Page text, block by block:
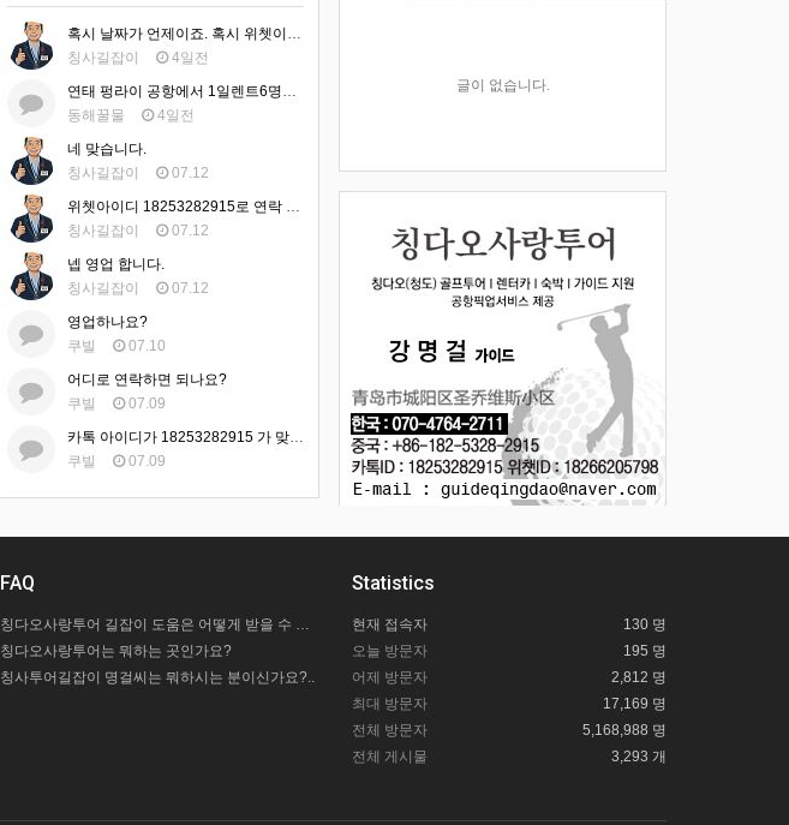
혹시 날짜가 언제이죠. 혹시 위쳇이나 카톡하시나요.. 아이디:18253282915 입니다 이쪽으로 문의 하시…
칭사길잡이
4일전
연태 펑라이 공항에서 1일렌트6명이탈것 끝나고시내호텔 1일 렌트 비용견적 부탁드려요
동해꿀물
4일전
네 맞습니다.
칭사길잡이
07.12
위쳇아이디 18253282915로 연락 하시면 됩니다.
칭사길잡이
07.12
넵 영업 합니다.
칭사길잡이
07.12
영업하나요?
쿠빌
07.10
어디로 연락하면 되나요?
쿠빌
07.09
카톡 아이디가 18253282915 가 맞나요?
쿠빌
07.09
글이 없습니다.
FAQ
칭다오사랑투어 길잡이 도움은 어떻게 받을 수 있을까요?
칭다오사랑투어는 뭐하는 곳인가요?
칭사투어길잡이 명걸씨는 뭐하시는 분이신가요?..
Statistics
현재 접속자
130 명
오늘 방문자
195 명
어제 방문자
2,812 명
최대 방문자
17,169 명
전체 방문자
5,168,988 명
전체 게시물
3,293 개